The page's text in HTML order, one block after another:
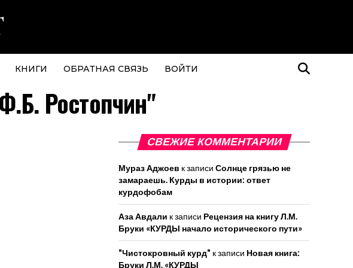
КНИГИ ОБРАТНАЯ СВЯЗЬ ВОЙТИ
Ростопчин"
СВЕЖИЕ КОММЕНТАРИИ
Мураз Аджоев к записи Солнце грязью не
замараешь. Курды в истории: ответ
курдофобам
Аза Авдали к записи Рецензия на книгу Л.М.
Бруки «КУРДЫ начало исторического пути»
"Чистокровный курд" к записи Новая книга:
Бруки Л.М. «КУРДЫ